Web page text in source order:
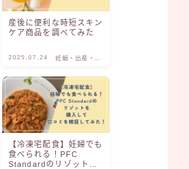
産後に便利な時短スキン
ケア商品を調べてみた
2025.07.24
妊娠・出産・子
【冷凍宅配食】妊婦でも
食べられる！PFC
Standardのリゾットを